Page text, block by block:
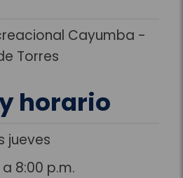
Cayumba -
Torres
horario
jueves
8:00 p.m.